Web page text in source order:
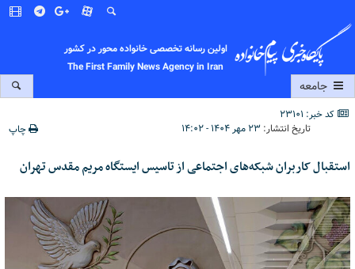
اولین رسانه تخصصی خانواده محور در کشور
The First Family News Agency in Iran
جامعه
کد خبر: 23101
تاریخ انتشار: ۲۳ مهر ۱۴۰۴ - ۱۴:۰۲ چاپ
استقبال کاربران شبکه‌های اجتماعی از تاسیس ایستگاه مریم مقدس تهران